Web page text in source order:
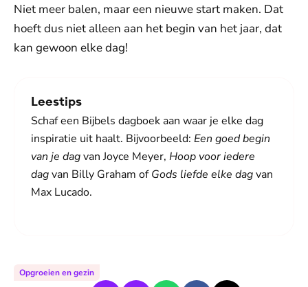
Niet meer balen, maar een nieuwe start maken. Dat
hoeft dus niet alleen aan het begin van het jaar, dat
kan gewoon elke dag!
Leestips
Schaf een Bijbels dagboek aan waar je elke dag
inspiratie uit haalt. Bijvoorbeeld: Een goed begin
van je dagvan Joyce Meyer, Hoop voor iedere
dagvan Billy Graham ofGods liefde elke dagvan
Max Lucado.
Opgroeien en gezin